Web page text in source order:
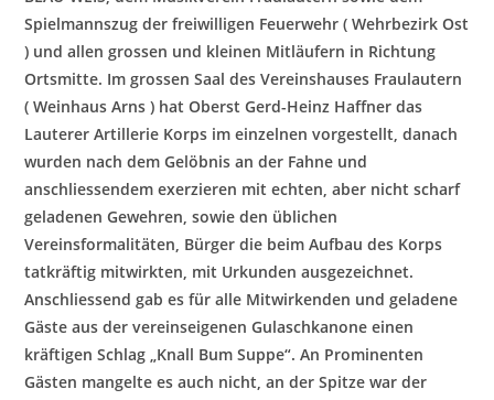
Spielmannszug der freiwilligen Feuerwehr ( Wehrbezirk Ost
) und allen grossen und kleinen Mitläufern in Richtung
Ortsmitte. Im grossen Saal des Vereinshauses Fraulautern
( Weinhaus Arns ) hat Oberst Gerd-Heinz Haffner das
Lauterer Artillerie Korps im einzelnen vorgestellt, danach
wurden nach dem Gelöbnis an der Fahne und
anschliessendem exerzieren mit echten, aber nicht scharf
geladenen Gewehren, sowie den üblichen
Vereinsformalitäten, Bürger die beim Aufbau des Korps
tatkräftig mitwirkten, mit Urkunden ausgezeichnet.
Anschliessend gab es für alle Mitwirkenden und geladene
Gäste aus der vereinseigenen Gulaschkanone einen
kräftigen Schlag „Knall Bum Suppe“. An Prominenten
Gästen mangelte es auch nicht, an der Spitze war der